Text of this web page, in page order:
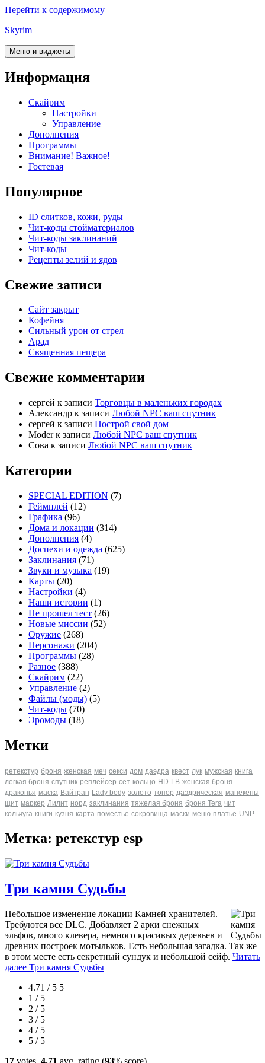
Перейти к содержимому
Skyrim
Меню и виджеты
Информация
Скайрим
Настройки
Управление
Дополнения
Программы
Внимание! Важное!
Гостевая
Популярное
ID слитков, кожи, руды
Чит-коды стойматериалов
Чит-коды заклинаний
Чит-коды
Рецепты зелий и ядов
Свежие записи
Сайт закрыт
Кофейня
Cильный урон от стрел
Арад
Священная пещера
Свежие комментарии
cергей к записи Торговцы в маленьких городах
Александр к записи Любой NPC ваш спутник
cергей к записи Построй свой дом
Moderк записи Любой NPC ваш спутник
Сова к записи Любой NPC ваш спутник
Категории
SPECIAL EDITION (7)
Геймплей (12)
Графика (96)
Дома и локации (314)
Дополнения (4)
Доспехи и одежда (625)
Заклинания (71)
Звуки и музыка (19)
Карты (20)
Настройки (4)
Наши истории (1)
Не прошел тест (26)
Новые миссии (52)
Оружие (268)
Персонажи (204)
Программы (28)
Разное (388)
Скайрим (22)
Управление (2)
Файлы (моды) (5)
Чит-коды (70)
Эромоды (18)
Метки
ретекстур броня женская меч секси дом даэдра квест лук мужская книга
легкая броня спутник реплейсер сет кольцо HD LB женская броня
драконья маска Вайтран Lady body золото топор даэдрическая манекены
щит маркер Лилит норд заклинания тяжелая броня броня Tera чит
кольчуга книги кузня карта поместье сокровища маски меню платье UNP
Метка: ретекстур esp
Три камня Судьбы
Небольшое изменение локации Камней хранителей.
Требуются все DLC. Добавляет 2 арки снежных
эльфов, много клевера, немного красивых деревьев и
древних построек мотыльков. Есть небольшая загадка. Так же
в этом месте есть секретный сундук и небольшой сейф. Читать
далее Три камня Судьбы
4.71 / 5 5
1 / 5
2 / 5
3 / 5
4 / 5
5 / 5
17 votes, 4.71 avg. rating (93% score)